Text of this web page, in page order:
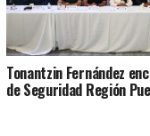
Tonantzin Fernández
de Seguridad Región